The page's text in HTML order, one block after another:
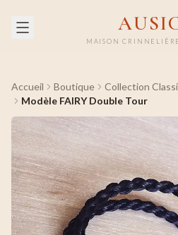
MAISON
Accueil Boutique
Collection
Modèle FAIRY Double Tour